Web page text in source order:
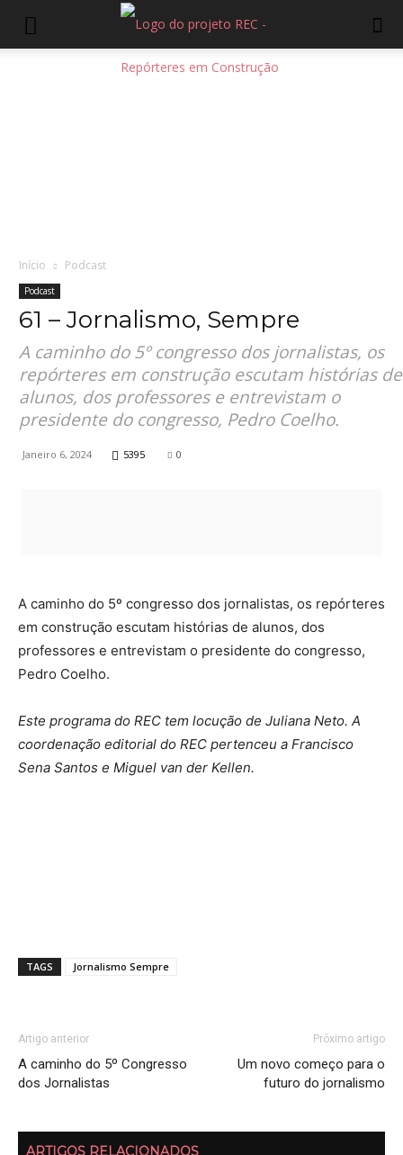
Início Podcast
Podcast
61 – Jornalismo, Sempre
A caminho do 5º congresso dos jornalistas, os
repórteres em construção escutam histórias de
alunos, dos professores e entrevistam o
presidente do congresso, Pedro Coelho.
Janeiro 6, 2024 5395 0
A caminho do 5º congresso dos jornalistas, os repórteres
em construção escutam histórias de alunos, dos
professores e entrevistam o presidente do congresso,
Pedro Coelho.
Este programa do REC tem locução de Juliana Neto. A
coordenação editorial do REC pertenceu a Francisco
Sena Santos e Miguel van der Kellen.
TAGS Jornalismo Sempre
Artigo anterior
A caminho do 5º Congresso
dos Jornalistas
Próximo artigo
Um novo começo para o
futuro do jornalismo
ARTIGOS RELACIONADOS